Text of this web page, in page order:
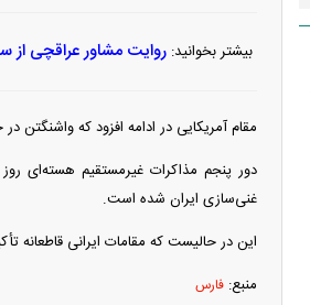
بیشتر بخوانید: روایت مشاور عراقچی از
مقام آمریکایی در ادامه افزود که
دور پنجم مذاکرات غیرمستقیم هسته‌ای
غنی‌سازی ایران شده است.
این در حالیست که مقامات ایرانی قاطعانه
منبع: فارس